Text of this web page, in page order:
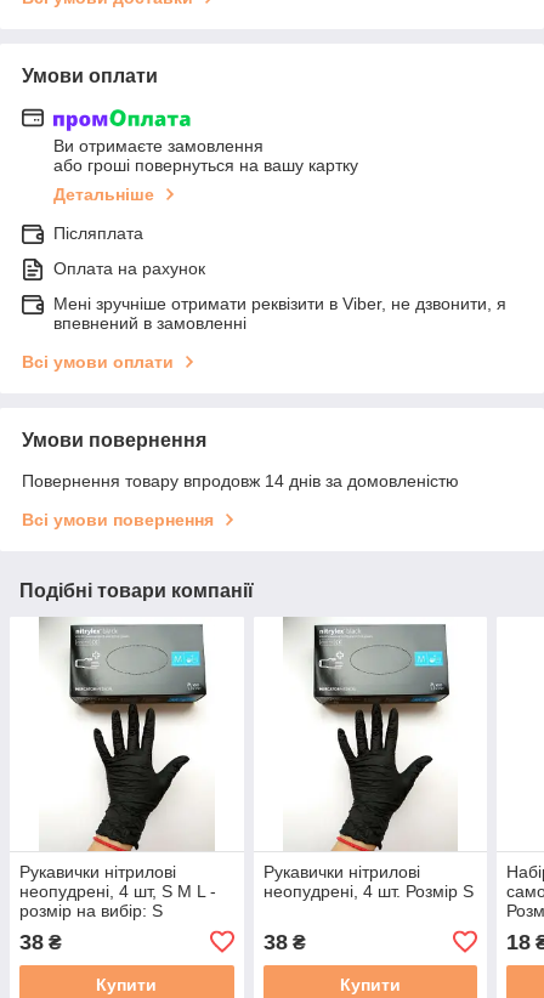
Умови оплати
Ви отримаєте замовлення
або гроші повернуться на вашу картку
Детальніше
Післяплата
Оплата на рахунок
Мені зручніше отримати реквізити в Viber, не дзвонити, я
впевнений в замовленні
Всі умови оплати
Умови повернення
Повернення товару впродовж 14 днів за домовленістю
Всі умови повернення
Подібні товари компанії
Рукавички нітрилові
неопудрені, 4 шт, S M L -
розмір на вибір: S
38 ₴
Купити
Рукавички нітрилові
неопудрені, 4 шт. Розмір S
38₴
Купити
18